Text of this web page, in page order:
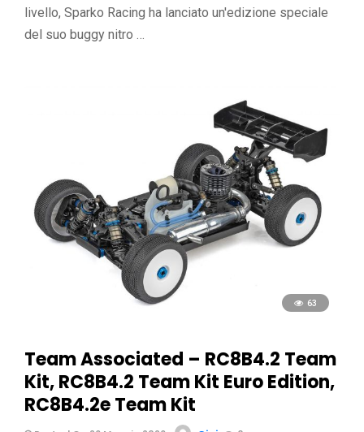
livello, Sparko Racing ha lanciato un'edizione speciale
del suo buggy nitro …
63
Team Associated – RC8B4.2 Team
Kit, RC8B4.2 Team Kit Euro Edition,
RC8B4.2e Team Kit